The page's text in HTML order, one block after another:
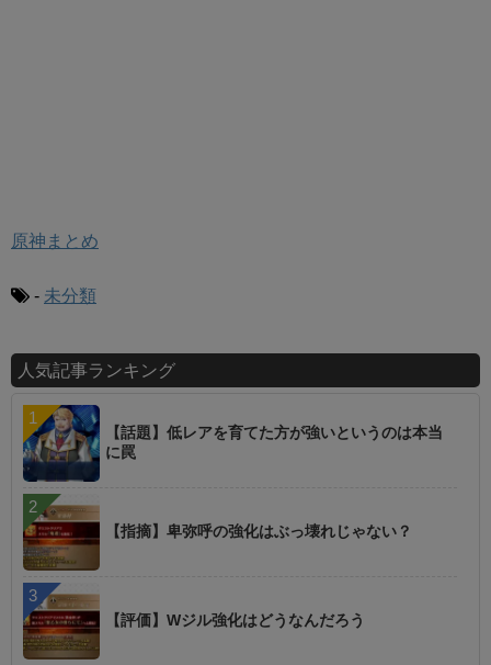
原神まとめ
- 未分類
人気記事ランキング
【話題】低レアを育てた方が強いというのは本当
に罠
【指摘】卑弥呼の強化はぶっ壊れじゃない？
【評価】Wジル強化はどうなんだろう